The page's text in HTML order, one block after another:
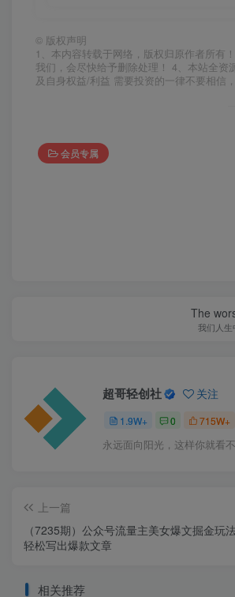
© 版权声明
1、本内容转载于网络，版权归原作者所有
我们，会尽快给予删除处理！ 4、本站全
及自身权益/利益 需要投资的一律不要相信
会员专属
The
我们人
超哥轻创社 关注
1.9W+ 0 715W+
永远面向阳光，这样你就看
上一篇
（7235期）公众号流量主美女爆文掘金玩
轻松写出爆款文章
相关推荐